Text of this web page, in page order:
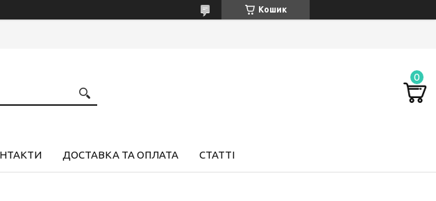
Кошик
ДОСТАВКА ТА ОПЛАТА СТАТТІ